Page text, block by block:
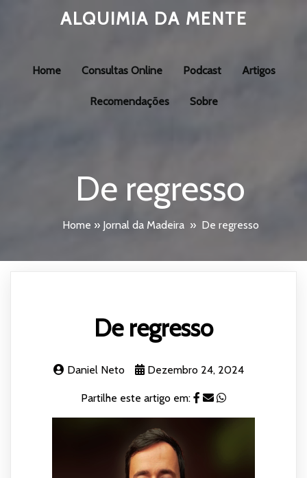
ALQUIMIA DA MENTE
Home Consultas Online Podcast Artigos
Recomendações Sobre
De regresso
Home » Jornal da Madeira » De regresso
De regresso
Daniel Neto Dezembro 24, 2024
Partilhe este artigo em: